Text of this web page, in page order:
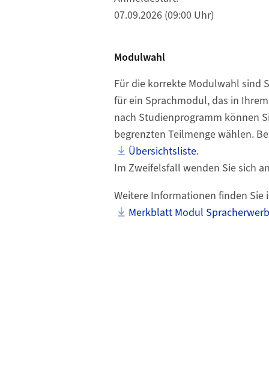
07.09.2026 (09:00 Uhr)
Modulwahl
Für die korrekte Modulwahl sind
für ein Sprachmodul, das in
nach Studienprogramm können
begrenzten Teilmenge wählen.
Übersichtsliste.
Im Zweifelsfall wenden Sie sich
Weitere Informationen finden Sie
Merkblatt Modul